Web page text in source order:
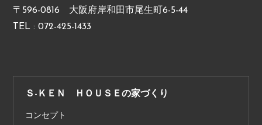
〒596-0816 大阪府岸和田市尾生町6-5-44
TEL : 072-425-1433
Ｓ-ＫＥＮ ＨＯＵＳＥの家づくり
コンセプト